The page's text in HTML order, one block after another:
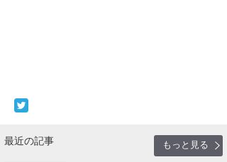
最近の記事
もっと見る